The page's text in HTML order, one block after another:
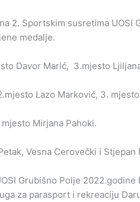
2. Sportskim susretima UOSI
medalje.
Davor Marić, 3.mjesto
Lazo Marković, 3.
Mirjana Pahoki.
Vesna Cerovečki i Stjepan
Grubišno Polje 2022.godine
za parasport i rekreaciju